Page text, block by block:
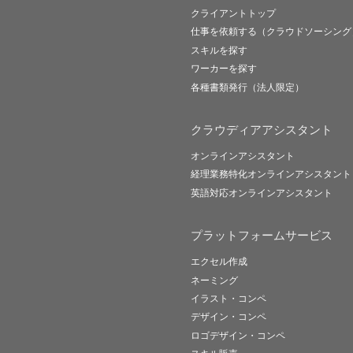
クライアントトップ
仕事を依頼する（クラウドソーシング
スキルを探す
ワーカーを探す
各種書類発行（法人限定）
クラウディアアシスタント
オンラインアシスタント
経理業務特化オンラインアシスタント
英語対応オンラインアシスタント
プラットフォームサービス
エクセル作成
ネーミング
イラスト・コンペ
デザイン・コンペ
ロゴデザイン・コンペ